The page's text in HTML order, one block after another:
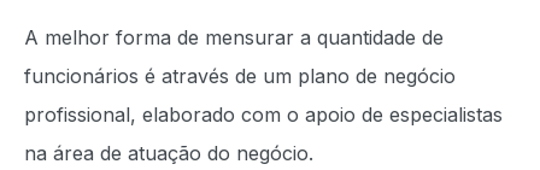
A melhor forma de mensurar a quantidade de
funcionários é através de um plano de negócio
profissional, elaborado com o apoio de especialistas
na área de atuação do negócio.